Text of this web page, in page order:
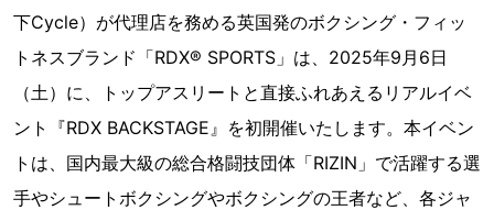
下Cycle）が代理店を務める英国発のボクシング・フィッ
トネスブランド「RDX® SPORTS」は、2025年9月6日
（土）に、トップアスリートと直接ふれあえるリアルイベ
ント『RDX BACKSTAGE』を初開催いたします。本イベン
トは、国内最大級の総合格闘技団体「RIZIN」で活躍する選
手やシュートボクシングやボクシングの王者など、各ジャ